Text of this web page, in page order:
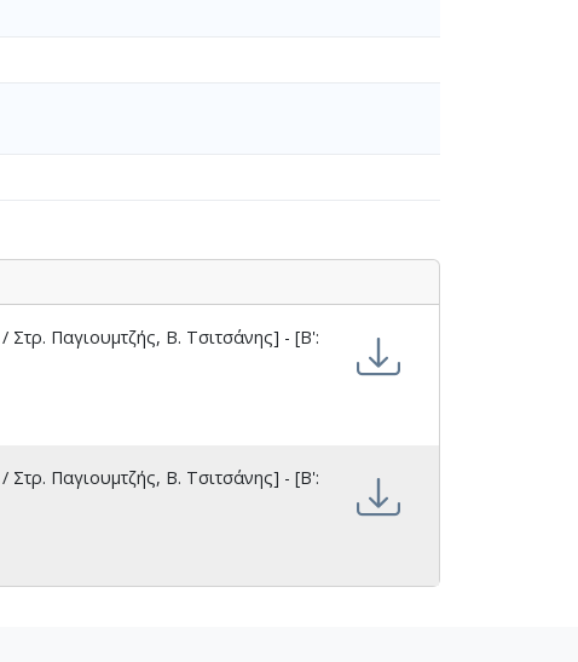
Παγιουμτζής, Β. Τσιτσάνης] - [Β':
Παγιουμτζής, Β. Τσιτσάνης] - [Β':